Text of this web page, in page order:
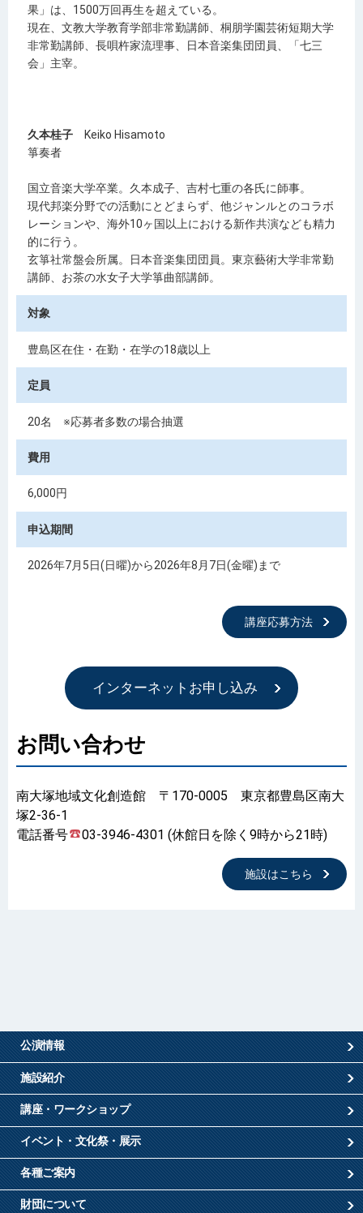
果」は、1500万回再生を超えている。
現在、文教大学教育学部非常勤講師、桐朋学園芸術短期大学
非常勤講師、長唄杵家流理事、日本音楽集団団員、「七三
会」主宰。
久本桂子 Keiko Hisamoto
箏奏者
国立音楽大学卒業。久本成子、吉村七重の各氏に師事。
現代邦楽分野での活動にとどまらず、他ジャンルとのコラボ
レーションや、海外10ヶ国以上における新作共演なども精力
的に行う。
玄箏社常盤会所属。日本音楽集団団員。東京藝術大学非常勤
講師、お茶の水女子大学箏曲部講師。
対象
豊島区在住・在勤・在学の18歳以上
定員
20名 ※応募者多数の場合抽選
費用
6,000円
申込期間
2026年7月5日(日曜)から2026年8月7日(金曜)まで
講座応募方法
インターネットお申し込み
お問い合わせ
南大塚地域文化創造館 〒170-0005 東京都豊島区南大
塚2-36-1
電話番号
03-3946-4301 (休館日を除く9時から21時)
施設はこちら
公演情報
施設紹介
講座・ワークショップ
イベント・文化祭・展示
各種ご案内
財団について